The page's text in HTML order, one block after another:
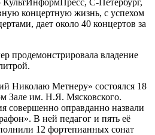
концертную жизнь, с успехом
дает около 40 концертов за
продемонстрировала владение
Николаю Метнеру» состоялся 18
Зале им. Н.Я. Мясковского.
совершенно оправданно назвали
В ней педагог и пять её
12 фортепианных сонат